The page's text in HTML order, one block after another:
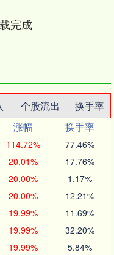
完成
个股流出
换手率
涨幅
换手率
114.72% 77.46%
20.01% 17.76%
20.00% 1.17%
20.00% 12.21%
19.99% 11.69%
19.99% 32.20%
19.99% 5.84%